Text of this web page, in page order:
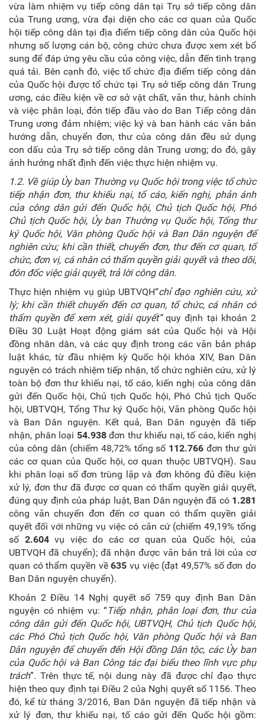
vừa làm nhiệm vụ tiếp công dân tại Trụ sở tiếp công dân
của Trung ương, vừa đại diện cho các cơ quan của Quốc
hội tiếp công dân tại địa điểm tiếp công dân của Quốc hội
nhưng số lượng cán bộ, công chức chưa được xem xét bổ
sung để đáp ứng yêu cầu của công việc, dẫn đến tình trạng
quá tải. Bên cạnh đó, việc tổ chức địa điểm tiếp công dân
của Quốc hội được tổ chức tại Trụ sở tiếp công dân Trung
ương, các điều kiện về cơ sở vật chất, văn thư, hành chính
và việc phân loại, đón tiếp đầu vào do Ban Tiếp công dân
Trung ương đảm nhiệm; việc ký và ban hành các văn bản
hướng dẫn, chuyển đơn, thư của công dân đều sử dụng
con dấu của Trụ sở tiếp công dân Trung ương; do đó, gây
ảnh hưởng nhất định đến việc thực hiện nhiệm vụ.
1.2. Về giúp Ủy ban Thường vụ Quốc hội trong việc tổ chức
tiếp nhận đơn, thư khiếu nại, tố cáo, kiến nghị, phản ánh
của công dân gửi đến Quốc hội, Chủ tịch Quốc hội, Phó
Chủ tịch Quốc hội, Ủy ban Thường vụ Quốc hội, Tổng thư
ký Quốc hội, Văn phòng Quốc hội và Ban Dân nguyện để
nghiên cứu; khi cần thiết, chuyển đơn, thư đến cơ quan, tổ
chức, đơn vị, cá nhân có thẩm quyền giải quyết và theo dõi,
đôn đốc việc giải quyết, trả lời công dân.
Thực hiện nhiệm vụ giúp UBTVQH“chỉ đạo nghiên cứu, xử
lý; khi cần thiết chuyển đến cơ quan, tổ chức, cá nhân có
thẩm quyền để xem xét, giải quyết”quy định tại khoản 2
Điều 30 Luật Hoạt động giám sát của Quốc hội và Hội
đồng nhân dân, và các quy định trong các văn bản pháp
luật khác, từ đầu nhiệm kỳ Quốc hội khóa XIV, Ban Dân
nguyện có trách nhiệm tiếp nhận, tổ chức nghiên cứu, xử lý
toàn bộ đơn thư khiếu nại, tố cáo, kiến nghị của công dân
gửi đến Quốc hội, Chủ tịch Quốc hội, Phó Chủ tịch Quốc
hội, UBTVQH, Tổng Thư ký Quốc hội, Văn phòng Quốc hội
và Ban Dân nguyện. Kết quả, Ban Dân nguyện đã tiếp
nhận, phân loại 54.938đơn thư khiếu nại, tố cáo, kiến nghị
của công dân (chiếm 48,72% tổng số 112.766 đơn thư gửi
các cơ quan của Quốc hội, cơ quan thuộc UBTVQH). Sau
khi phân loại số đơn trùng lặp và đơn không đủ điều kiện
xử lý, đơn thư đã được cơ quan có thẩm quyền giải quyết,
đúng quy định của pháp luật, Ban Dân nguyện đã có 1.281
công văn chuyển đơn đến cơ quan có thẩm quyền giải
quyết đối với những vụ việc có căn cứ (chiếm 49,19% tổng
số 2.604vụ việc do các cơ quan của Quốc hội, của
UBTVQH đã chuyển); đã nhận được văn bản trả lời của cơ
quan có thẩm quyền về635 vụ việc (đạt 49,57% số đơn do
Ban Dân nguyện chuyển).
Khoản 2 Điều 14 Nghị quyết số 759 quy định Ban Dân
nguyện có nhiệm vụ: “Tiếp nhận, phân loại đơn, thư của
công dân gửi đến Quốc hội, UBTVQH, Chủ tịch Quốc hội,
các Phó Chủ tịch Quốc hội, Văn phòng Quốc hội và Ban
Dân nguyện để chuyển đến Hội đồng Dân tộc, các Ủy ban
của Quốc hội và Ban Công tác đại biểu theo lĩnh vực phụ
trách”. Trên thực tế, nội dung này đã được chỉ đạo thực
hiện theo quy định tại Điều 2 của Nghị quyết số 1156. Theo
đó, kể từ tháng 3/2016, Ban Dân nguyện đã tiếp nhận và
xử lý đơn, thư khiếu nại, tố cáo gửi đến Quốc hội gồm: